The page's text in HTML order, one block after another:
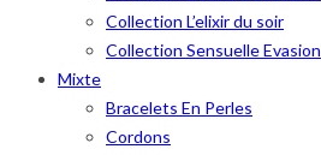
Collection L’elixir du soir
Collection Sensuelle Evasion
Mixte
Bracelets En Perles
Cordons